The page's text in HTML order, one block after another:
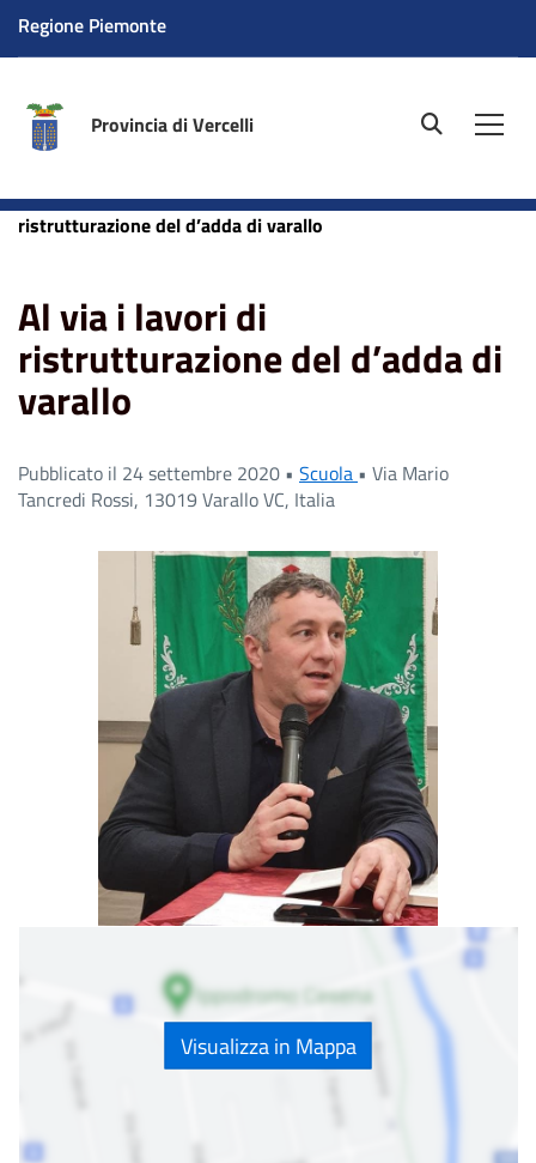
Regione Piemonte
Provincia di Vercelli site.searc
Home News Scuola
Al via i lavori di
ristrutturazione del d’adda di varallo
Al via i lavori di
ristrutturazione del d’adda di
varallo
Pubblicato il 24 settembre 2020 • Scuola • Via Mario
Tancredi Rossi, 13019 Varallo VC, Italia
Visualizza in Mappa